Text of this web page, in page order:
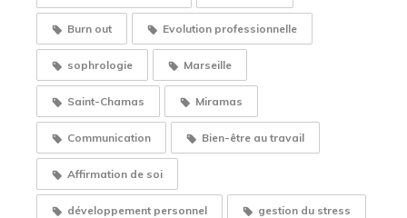
Burn out Evolution professionnelle
sophrologie Marseille
Saint-Chamas Miramas
Communication Bien-être au travail
Affirmation de soi
développement personnel gestion du stress